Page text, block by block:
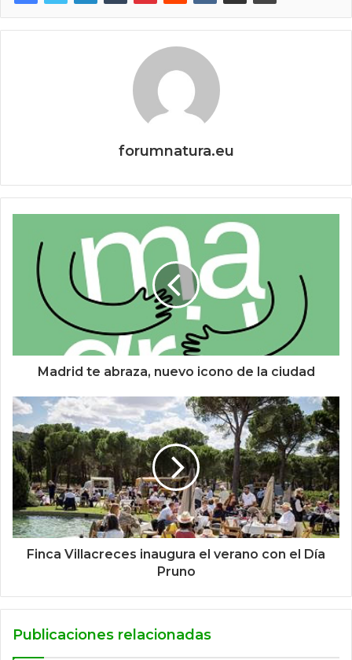
forumnatura.eu
Madrid te abraza, nuevo icono de la ciudad
Finca Villacreces inaugura el verano con el Día
Pruno
Publicaciones relacionadas